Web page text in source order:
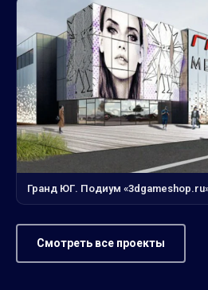
Гранд ЮГ. Подиум
Смотреть все проекты